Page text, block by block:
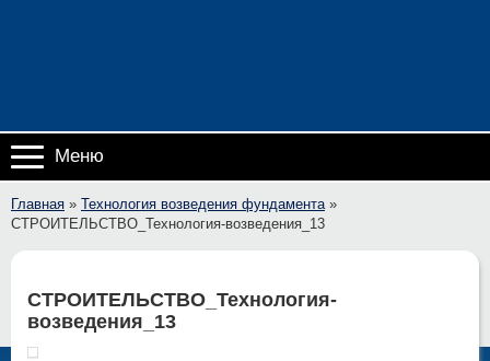
Меню
Главная » Технология возведения фундамента»
СТРОИТЕЛЬСТВО_Технология-возведения_13
СТРОИТЕЛЬСТВО_Технология-
возведения_13